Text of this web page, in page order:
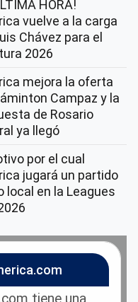
HORA!
vuelve a la carga
Chávez para el
2026
mejora la oferta
Campaz y la
de Rosario
ya llegó
por el cual
jugará un partido
local en la Leagues